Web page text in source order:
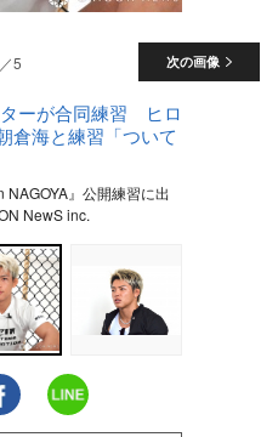
次の画像
5
ターが合同練習 ヒロ
倉海と練習「ついて
NAGOYA』公開練習に出
NewS inc.